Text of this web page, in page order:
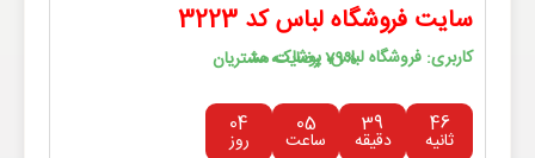
سایت فروشگاه لباس کد 3223
79% رضایت مشتریان
کاربری: فروشگاه لباس، پوشاک، مد
04
روز
05
ساعت
39
دقیقه
45
ثانیه